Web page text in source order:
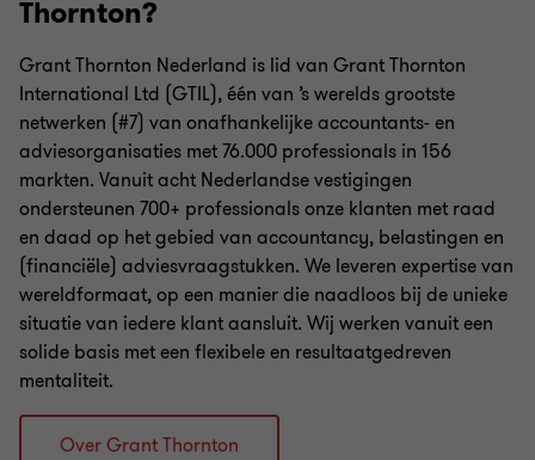
Thornton?
Grant Thornton Nederland is lid van Grant Thornton
International Ltd (GTIL), één van ’s werelds grootste
netwerken (#7) van onafhankelijke accountants- en
adviesorganisaties met 76.000 professionals in 156
markten. Vanuit acht Nederlandse vestigingen
ondersteunen 700+ professionals onze klanten met raad
en daad op het gebied van accountancy, belastingen en
(financiële) adviesvraagstukken. We leveren expertise van
wereldformaat, op een manier die naadloos bij de unieke
situatie van iedere klant aansluit. Wij werken vanuit een
solide basis met een flexibele en resultaatgedreven
mentaliteit.
Over Grant Thornton